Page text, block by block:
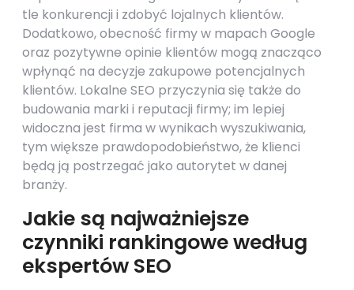
tle konkurencji i zdobyć lojalnych klientów.
Dodatkowo, obecność firmy w mapach Google
oraz pozytywne opinie klientów mogą znacząco
wpłynąć na decyzje zakupowe potencjalnych
klientów. Lokalne SEO przyczynia się także do
budowania marki i reputacji firmy; im lepiej
widoczna jest firma w wynikach wyszukiwania,
tym większe prawdopodobieństwo, że klienci
będą ją postrzegać jako autorytet w danej
branży.
Jakie są najważniejsze
czynniki rankingowe według
ekspertów SEO